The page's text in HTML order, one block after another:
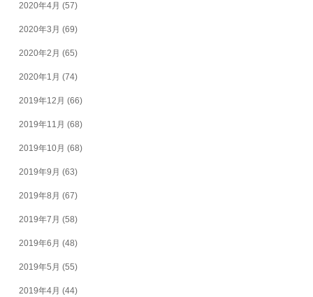
2020年4月 (57)
2020年3月 (69)
2020年2月 (65)
2020年1月 (74)
2019年12月 (66)
2019年11月 (68)
2019年10月 (68)
2019年9月 (63)
2019年8月 (67)
2019年7月 (58)
2019年6月 (48)
2019年5月 (55)
2019年4月 (44)